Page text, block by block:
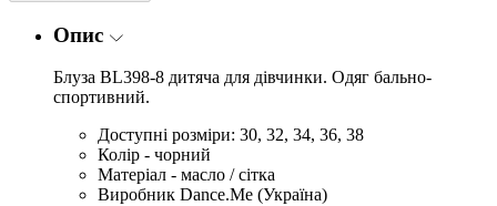
Опис
Блуза BL398-8 дитяча для дівчинки. Одяг бально-
спортивний.
Доступні розміри: 30, 32, 34, 36, 38
Колір - чорний
Матеріал - масло / сітка
Виробник Dance.Me (Україна)